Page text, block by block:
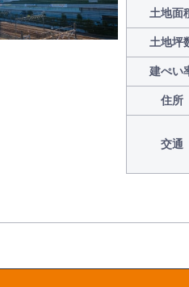
土地面
土地坪
建ぺい
住所
交通